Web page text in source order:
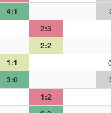
4:1
2:3
2:2
1:1
3:0
1:2